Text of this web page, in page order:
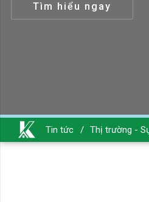
Tìm hiểu ngay
Tin tức / Thị trường -